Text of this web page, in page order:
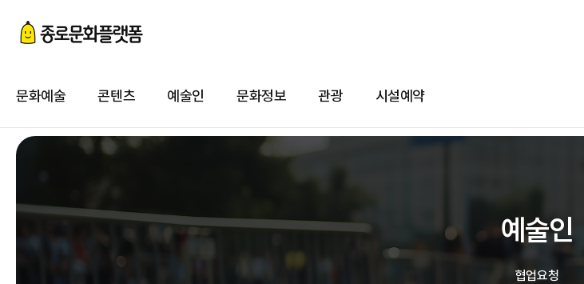
문화예술 콘텐츠 예술인 문화정보 관광 시설예약
예술인
협업요청
jpg, jpeg, png, pdf 파일만 업로드 가능합니다. (10MB 이하)